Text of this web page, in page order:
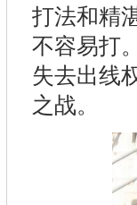
打法和精
不容易打
失去出线
之战。